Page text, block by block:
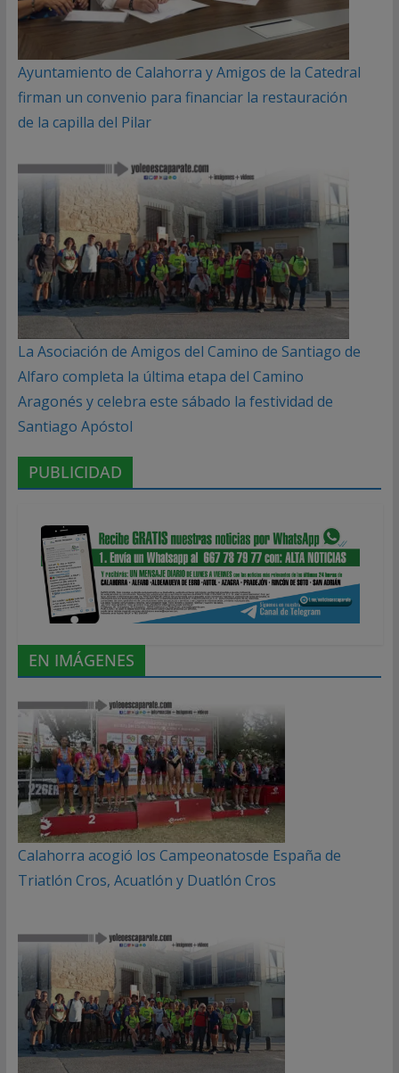
Ayuntamiento de Calahorra y Amigos de la Catedral
firman un convenio para financiar la restauración
de la capilla del Pilar
La Asociación de Amigos del Camino de Santiago de
Alfaro completa la última etapa del Camino
Aragonés y celebra este sábado la festividad de
Santiago Apóstol
PUBLICIDAD
EN IMÁGENES
Calahorra acogió los Campeonatosde España de
Triatlón Cros, Acuatlón y Duatlón Cros